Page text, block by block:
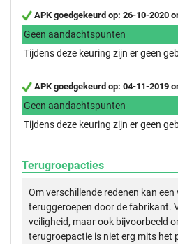
APK goedgekeurd op: 26-10-2020
Geen aandachtspunten
Tijdens deze keuring zijn er geen
APK goedgekeurd op: 04-11-2019
Geen aandachtspunten
Tijdens deze keuring zijn er geen
Terugroepacties
Om verschillende redenen kan
teruggeroepen door de fabrikant.
veiligheid, maar ook bijvoorbeeld
terugroepactie is niet erg mits het